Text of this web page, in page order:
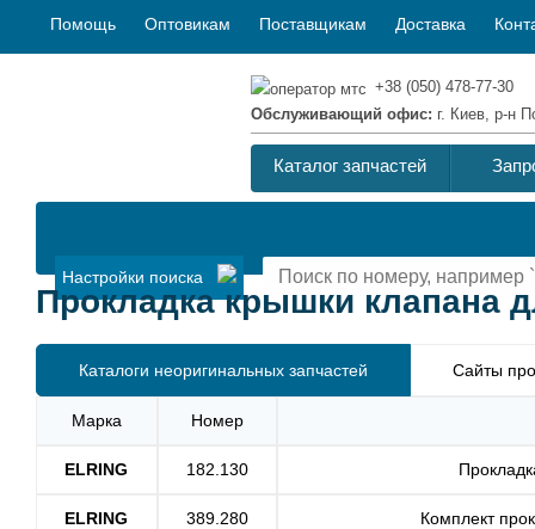
Помощь Оптовикам Поставщикам Доставка
+38 (050) 478-77-30
Обслуживающий офис: г. Киев, р-н
Каталог запчастей
Настройки поиска
Прокладка крышки клапана
Каталоги неоригинальных запчастей Сайты
Марка Номер
ELRING 182.130
ELRING 389.280 Комплект